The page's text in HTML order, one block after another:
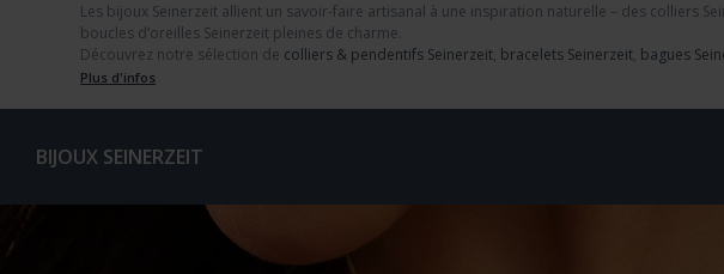
Les bijoux Seinerzeit allient un savoir-faire artisanal à une inspiration naturelle – des colliers
boucles d’oreilles Seinerzeit pleines de charme.
Découvrez notre sélection de colliers & pendentifs Seinerzeit, bracelets Seinerzeit, bagues
Plus d'infos
BIJOUX SEINERZEIT